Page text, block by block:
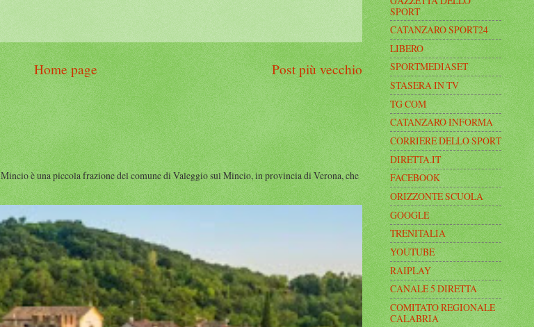
Post più vecchio
Home page
è una piccola frazione del comune di Valeggio sul Mincio, in provincia di Verona, che
SPORT
CATANZARO SPORT24
LIBERO
SPORTMEDIASET
STASERA IN TV
TG COM
CATANZARO INFORMA
CORRIERE DELLO SPORT
DIRETTA.IT
FACEBOOK
ORIZZONTE SCUOLA
GOOGLE
TRENITALIA
YOUTUBE
RAIPLAY
CANALE 5 DIRETTA
COMITATO REGIONALE
CALABRIA